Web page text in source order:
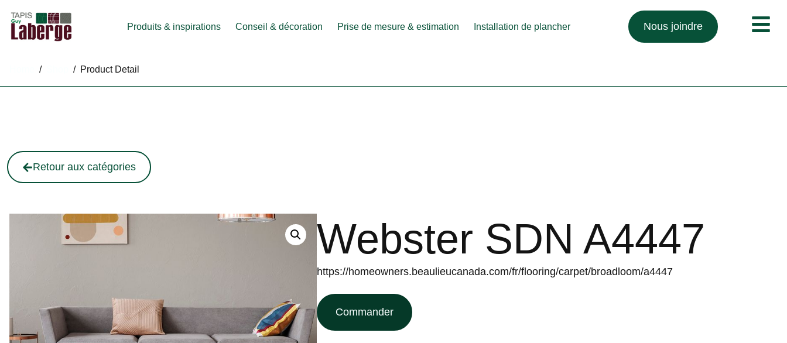
Produits & inspirations Conseil & décoration Prise de mesure & estimation Installation de plancher Nous joindre
/ / Product Detail
Retour aux catégories
Webster SDN A4447
https://homeowners.beaulieucanada.com/fr/flooring/carpet/broadloom/a4447
Commander